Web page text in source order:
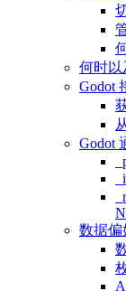
何时以
Godot
Godot
数据偏